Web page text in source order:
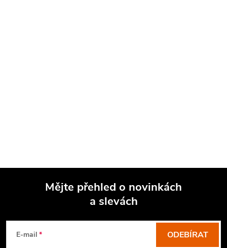
Mějte přehled o novinkách
a slevách
E-mail ODEBÍRAT